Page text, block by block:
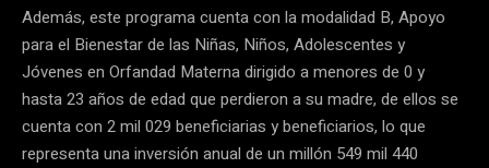
Además, este programa cuenta con la modalidad B, Apoyo
para el Bienestar de las Niñas, Niños, Adolescentes y
Jóvenes en Orfandad Materna dirigido a menores de 0 y
hasta 23 años de edad que perdieron a su madre, de ellos se
cuenta con 2 mil 029 beneficiarias y beneficiarios, lo que
representa una inversión anual de un millón 549 mil 440